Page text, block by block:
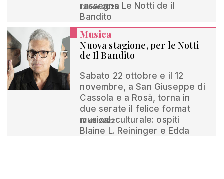
rassegna Le Notti de il
Bandito
13 nov 2025
Musica
Nuova stagione, per le Notti
de Il Bandito
Sabato 22 ottobre e il 12
novembre, a San Giuseppe di
Cassola e a Rosà, torna in
due serate il felice format
musical-culturale: ospiti
Blaine L. Reininger e Edda
17 ott 2022